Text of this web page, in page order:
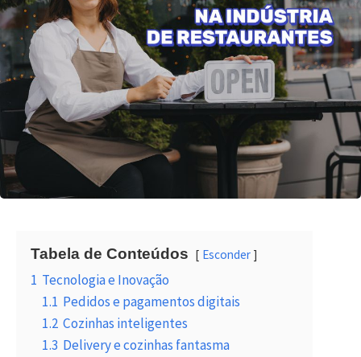
Tabela de Conteúdos Esconder
1 Tecnologia e Inovação
1.1 Pedidos e pagamentos digitais
1.2 Cozinhas inteligentes
1.3 Delivery e cozinhas fantasma